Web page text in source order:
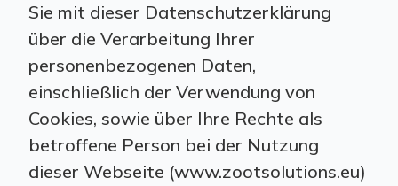
Sie mit dieser Datenschutzerklärung
über die Verarbeitung Ihrer
personenbezogenen Daten,
einschließlich der Verwendung von
Cookies, sowie über Ihre Rechte als
betroffene Person bei der Nutzung
dieser Webseite (www.zootsolutions.eu)